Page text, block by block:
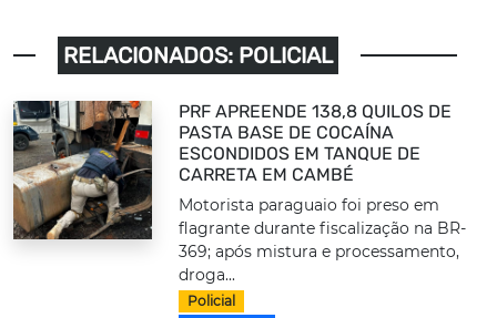
RELACIONADOS: POLICIAL
PRF APREENDE 138,8 QUILOS DE
PASTA BASE DE COCAÍNA
ESCONDIDOS EM TANQUE DE
CARRETA EM CAMBÉ
Motorista paraguaio foi preso em
flagrante durante fiscalização na BR-
369; após mistura e processamento,
droga...
Policial